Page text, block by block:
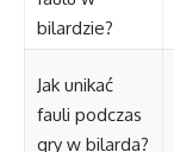
bilardzie?
Jak unikać
fauli podczas
gry w bilarda?